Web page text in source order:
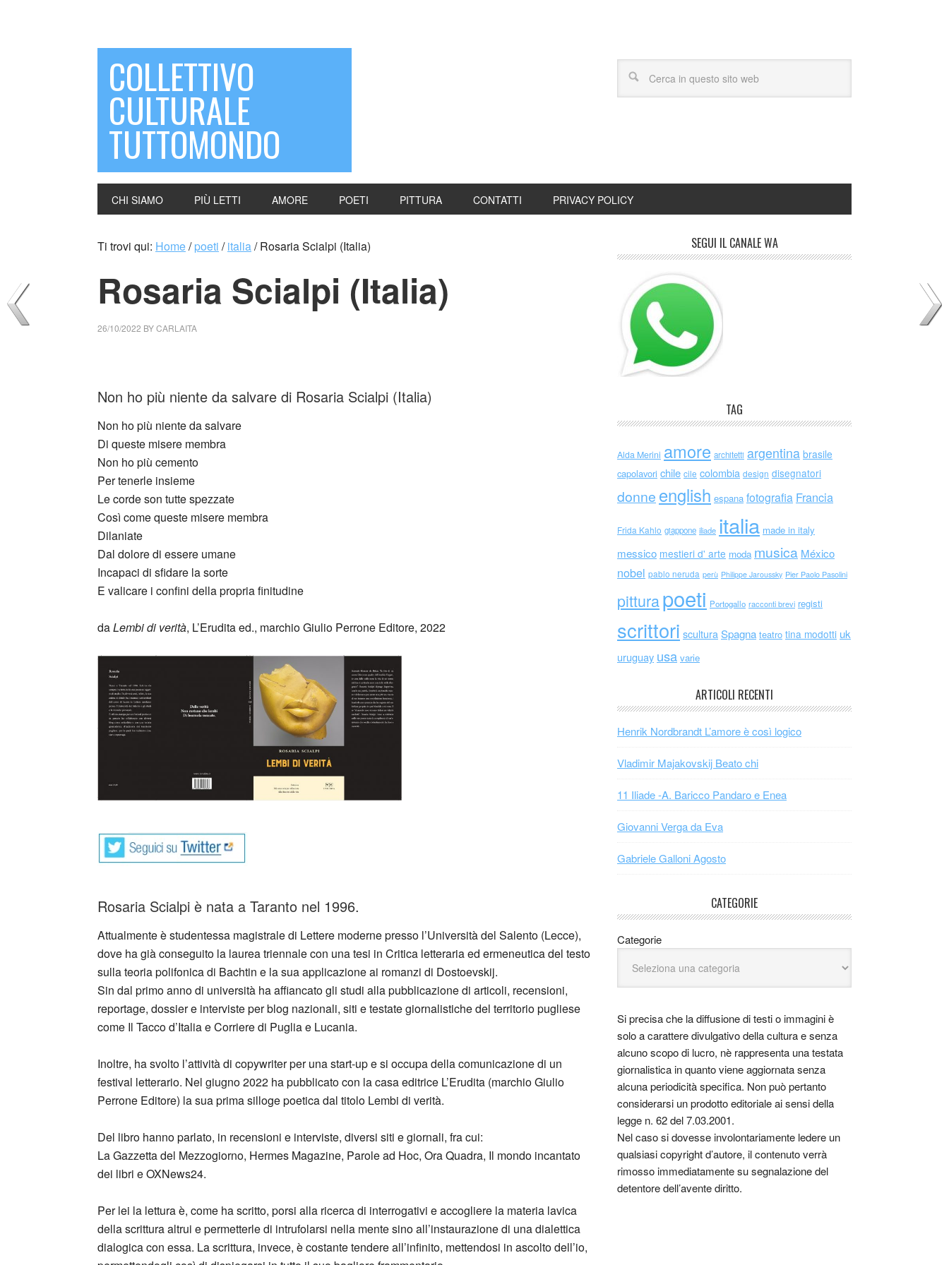
COLLETTIVO
CULTURALE
TUTTOMONDO
CHI SIAMO PIÙ LETTI AMORE POETI PITTURA CONTATTI PRIVACY POLICY
Ti trovi qui: Home/ poeti / italia/Rosaria Scialpi (Italia)
Rosaria Scialpi (Italia)
26/10/2022 BYCARLAITA
Non ho più niente da salvare di Rosaria Scialpi (Italia)
Non ho più niente da salvare
Di queste misere membra
Non ho più cemento
Per tenerle insieme
Le corde son tutte spezzate
Così come queste misere membra
Dilaniate
Dal dolore di essere umane
Incapaci di sfidare la sorte
E valicare i confini della propria finitudine
daLembi di verità, L’Erudita ed., marchio Giulio Perrone Editore, 2022
Rosaria Scialpi è nata a Taranto nel 1996.
Attualmente è studentessa magistrale di Lettere moderne presso l’Università del Salento (Lecce),
dove ha già conseguito la laurea triennale con una tesi in Critica letteraria ed ermeneutica del testo
sulla teoria polifonica di Bachtin e la sua applicazione ai romanzi di Dostoevskij.
Sin dal primo anno di università ha affiancato gli studi alla pubblicazione di articoli, recensioni,
reportage, dossier e interviste per blog nazionali, siti e testate giornalistiche del territorio pugliese
come Il Tacco d’Italia e Corriere di Puglia e Lucania.
Inoltre, ha svolto l’attività di copywriter per una start-up e si occupa della comunicazione di un
festival letterario. Nel giugno 2022 ha pubblicato con la casa editrice L’Erudita (marchio Giulio
Perrone Editore) la sua prima silloge poetica dal titolo Lembi di verità.
Del libro hanno parlato, in recensioni e interviste, diversi siti e giornali, fra cui:
La Gazzetta del Mezzogiorno, Hermes Magazine, Parole ad Hoc, Ora Quadra, Il mondo incantato
dei libri e OXNews24.
Per lei la lettura è, come ha scritto, porsi alla ricerca di interrogativi e accogliere la materia lavica
della scrittura altrui e permetterle di intrufolarsi nella mente sino all’instaurazione di una dialettica
dialogica con essa. La scrittura, invece, è costante tendere all’infinito, mettendosi in ascolto dell’io,
SEGUI IL CANALE WA
TAG
Alda Merini amore architetti argentina brasile
capolavori chile cile colombia design disegnatori
donne english espana fotografia Francia
Frida Kahlo giappone iliade italia made in italy
messico mestieri d' arte moda musica México
nobel pablo neruda perù Philippe Jaroussky Pier Paolo Pasolini
pitturapoeti Portogallo racconti brevi registi
scrittori scultura Spagna teatro tina modotti uk
uruguay usa varie
ARTICOLI RECENTI
Henrik Nordbrandt L’amore è così logico
Vladimir Majakovskij Beato chi
11 Iliade -A. Baricco Pandaro e Enea
Giovanni Verga da Eva
Gabriele Galloni Agosto
CATEGORIE
Categorie
Si precisa che la diffusione di testi o immagini è
solo a carattere divulgativo della cultura e senza
alcuno scopo di lucro, nè rappresenta una testata
giornalistica in quanto viene aggiornata senza
alcuna periodicità specifica. Non può pertanto
considerarsi un prodotto editoriale ai sensi della
legge n. 62 del 7.03.2001.
Nel caso si dovesse involontariamente ledere un
qualsiasi copyright d’autore, il contenuto verrà
rimosso immediatamente su segnalazione del
detentore dell’avente diritto.